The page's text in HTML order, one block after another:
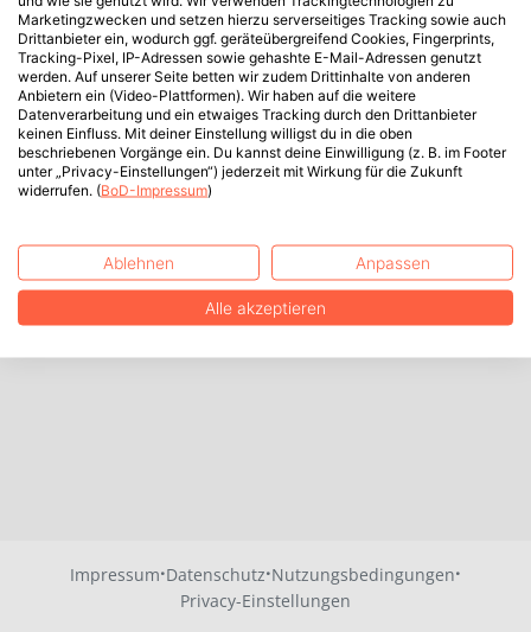
Impressum·Datenschutz·Nutzungsbedingungen·
Privacy-Einstellungen
Marketingzwecken und setzen hierzu serverseitiges Tracking sowie auch
Drittanbieter ein, wodurch ggf. geräteübergreifend Cookies, Fingerprints,
Tracking-Pixel, IP-Adressen sowie gehashte E-Mail-Adressen genutzt
werden. Auf unserer Seite betten wir zudem Drittinhalte von anderen
Anbietern ein (Video-Plattformen). Wir haben auf die weitere
Datenverarbeitung und ein etwaiges Tracking durch den Drittanbieter
keinen Einfluss. Mit deiner Einstellung willigst du in die oben
beschriebenen Vorgänge ein. Du kannst deine Einwilligung (z. B. im Footer
unter „Privacy-Einstellungen“) jederzeit mit Wirkung für die Zukunft
widerrufen. (BoD-Impressum)
Ablehnen Anpassen
Alle akzeptieren